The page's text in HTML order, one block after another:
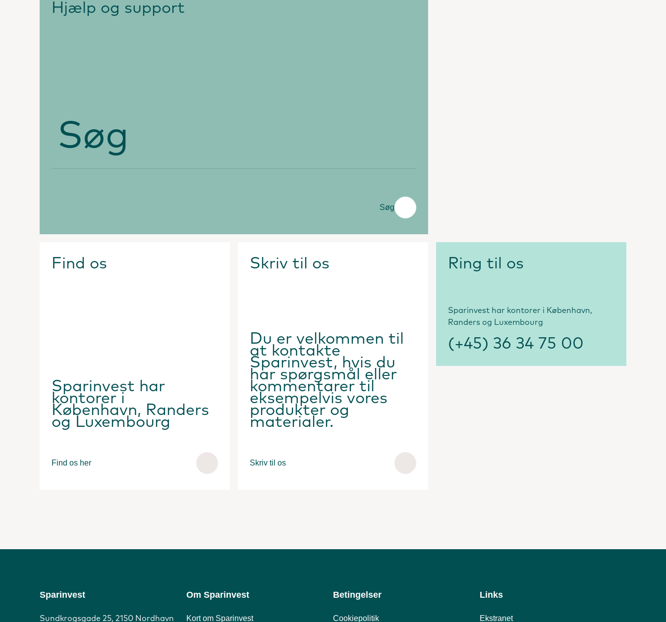
Hjælp og support
Søg
Find os
Sparinvest har
kontorer i
København, Randers
og Luxembourg
Find os her
Skriv til os
Du er velkommen til
at kontakte
Sparinvest, hvis du
har spørgsmål eller
kommentarer til
eksempelvis vores
produkter og
materialer.
Skriv til os
Ring til os
Sparinvest har kontorer i København,
Randers og Luxembourg
(+45) 36 34 75 00
Sparinvest
Sundkrogsgade 25, 2150 Nordhavn
Om Sparinvest
Kort om Sparinvest
Betingelser
Cookiepolitik
Links
Ekstranet